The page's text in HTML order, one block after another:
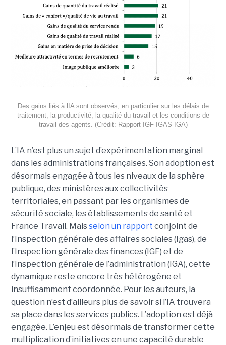
Des gains liés à lIA sont observés, en particulier sur les délais de
traitement, la productivité, la qualité du travail et les conditions de
travail des agents. (Crédit: Rapport IGF-IGAS-IGA)
L’IA n’est plus un sujet d’expérimentation marginal
dans les administrations françaises. Son adoption est
désormais engagée à tous les niveaux de la sphère
publique, des ministères aux collectivités
territoriales, en passant par les organismes de
sécurité sociale, les établissements de santé et
France Travail. Maisselon un rapport conjoint de
l’Inspection générale des affaires sociales (Igas), de
l’Inspection générale des finances (IGF) et de
l’Inspection générale de l’administration (IGA), cette
dynamique reste encore très hétérogène et
insuffisamment coordonnée. Pour les auteurs, la
question n’est d’ailleurs plus de savoir si l’IA trouvera
sa place dans les services publics. L’adoption est déjà
engagée. L’enjeu est désormais de transformer cette
multiplication d’initiatives en une capacité durable